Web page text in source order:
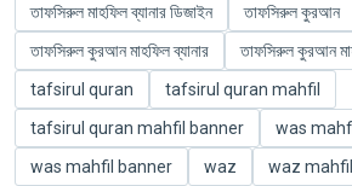
তাফসিরুল মাহফিল ব্যানার ডিজাইন
তাফসিরুল কুরআন
তাফসিরুল কুরআন মাহফিল ব্যানার
তাফসিরুল কুরআন
tafsirul quran
tafsirul quran mahfil
tafsirul quran mahfil banner
was
was mahfil banner
waz
waz